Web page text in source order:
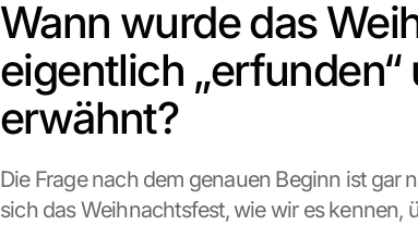
Wann wurde das
eigentlich
erwähnt?
Die Frage nach dem genauen Beginn ist gar
sich das Weihnachtsfest, wie wir es kennen,